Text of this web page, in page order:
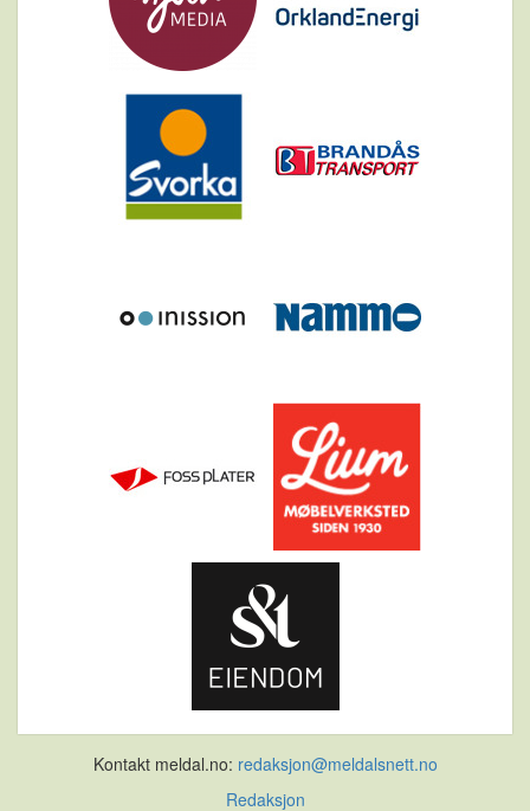
Kontakt meldal.no: redaksjon@meldalsnett.no
Redaksjon